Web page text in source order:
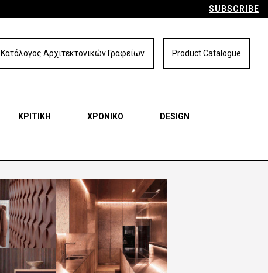
SUBSCRIBE
Κατάλογος Αρχιτεκτονικών Γραφείων Product Catalogue
ΚΡΙΤΙΚΗ ΧΡΟΝΙΚΟ DESIGN